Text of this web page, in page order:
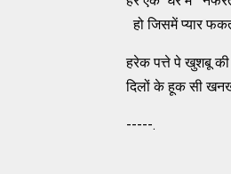
हो जिसमें प्यार
हरेक पत्ते पे खुशबू
दिलों के हूक सी
-----.